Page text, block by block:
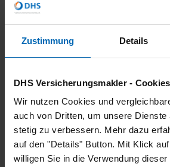
Zustimmung Details
DHS Versicherungsmakler - Cookies
Wir nutzen Cookies und
auch von Dritten, um unsere Dienste
stetig zu verbessern. Mehr dazu
auf den "Details" Button. Mit Klick
willigen Sie in die Verwendung dieser
Auf der Seite
zur digitalen Umfrage verlinkt (
versicherungsmakler.de/online-
services/
verschiedenen Unterseiten wird
Terminbuchungs-Portal verlinkt
versicherungsmakler.de/
noch nicht barrierefrei gestaltet ist.